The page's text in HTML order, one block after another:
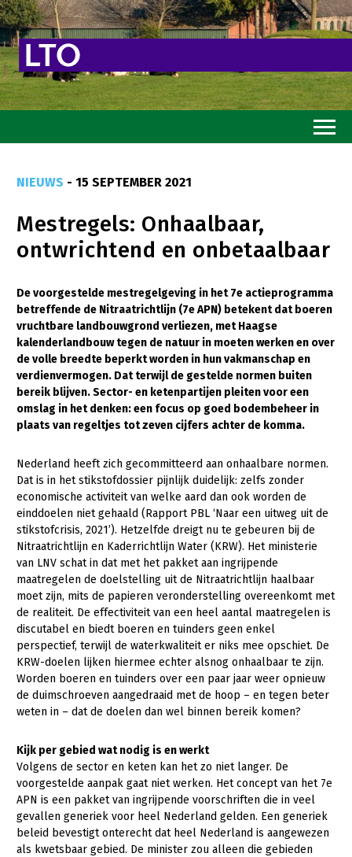
Goed eten
Mooi groen
Sterk ondernemerschap
Transitiepaden
Thema’s
Gezonde planten
Gezonde dieren
Bodem en water
Platteland en omgeving
Mens, ondernemerschap en onderwijs
Internationaal
Sectoren
Dier
Biologische Landbouw
Geitenhouderij
Kalverhouderij
Melkveehouderij
Paardenhouderij
Pluimveehouderij
Schapenhouderij
Plant
Akkerbouw
Biologische Landbouw
Bomen, vaste planten en zomerbloemen
Fruitteelt
Glastuinbouw
Paddenstoelen
Multifunctionele landbouw
Multifunctioneel
Onderwerpen
Nieuws
Nieuwsabonnement
Webinars
Over LTO
NIEUWS - 15 SEPTEMBER 2021
Mestregels: Onhaalbaar,
ontwrichtend en onbetaalbaar
De voorgestelde mestregelgeving in het 7e actieprogramma
betreffende de Nitraatrichtlijn (7e APN) betekent dat boeren
vruchtbare landbouwgrond verliezen, met Haagse
kalenderlandbouw tegen de natuur in moeten werken en over
de volle breedte beperkt worden in hun vakmanschap en
verdienvermogen. Dat terwijl de gestelde normen buiten
bereik blijven. Sector- en ketenpartijen pleiten voor een
omslag in het denken: een focus op goed bodembeheer in
plaats van regeltjes tot zeven cijfers achter de komma.
Nederland heeft zich gecommitteerd aan onhaalbare normen.
Dat is in het stikstofdossier pijnlijk duidelijk: zelfs zonder
economische activiteit van welke aard dan ook worden de
einddoelen niet gehaald (Rapport PBL ‘Naar een uitweg uit de
stikstofcrisis, 2021’). Hetzelfde dreigt nu te gebeuren bij de
Nitraatrichtlijn en Kaderrichtlijn Water (KRW). Het ministerie
van LNV schat in dat met het pakket aan ingrijpende
maatregelen de doelstelling uit de Nitraatrichtlijn haalbaar
moet zijn, mits de papieren veronderstelling overeenkomt met
de realiteit. De effectiviteit van een heel aantal maatregelen is
discutabel en biedt boeren en tuinders geen enkel
perspectief, terwijl de waterkwaliteit er niks mee opschiet. De
KRW-doelen lijken hiermee echter alsnog onhaalbaar te zijn.
Worden boeren en tuinders over een paar jaar weer opnieuw
de duimschroeven aangedraaid met de hoop – en tegen beter
weten in – dat de doelen dan wel binnen bereik komen?
Kijk per gebied wat nodig is en werkt
Volgens de sector en keten kan het zo niet langer. De
voorgestelde aanpak gaat niet werken. Het concept van het 7e
APN is een pakket van ingrijpende voorschriften die in veel
gevallen generiek voor heel Nederland gelden. Een generiek
beleid bevestigt onterecht dat heel Nederland is aangewezen
als kwetsbaar gebied. De minister zou alleen die gebieden